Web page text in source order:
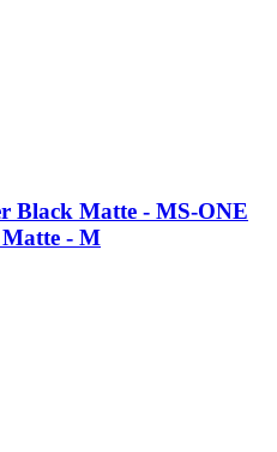
Black Matte - MS-ONE
- M